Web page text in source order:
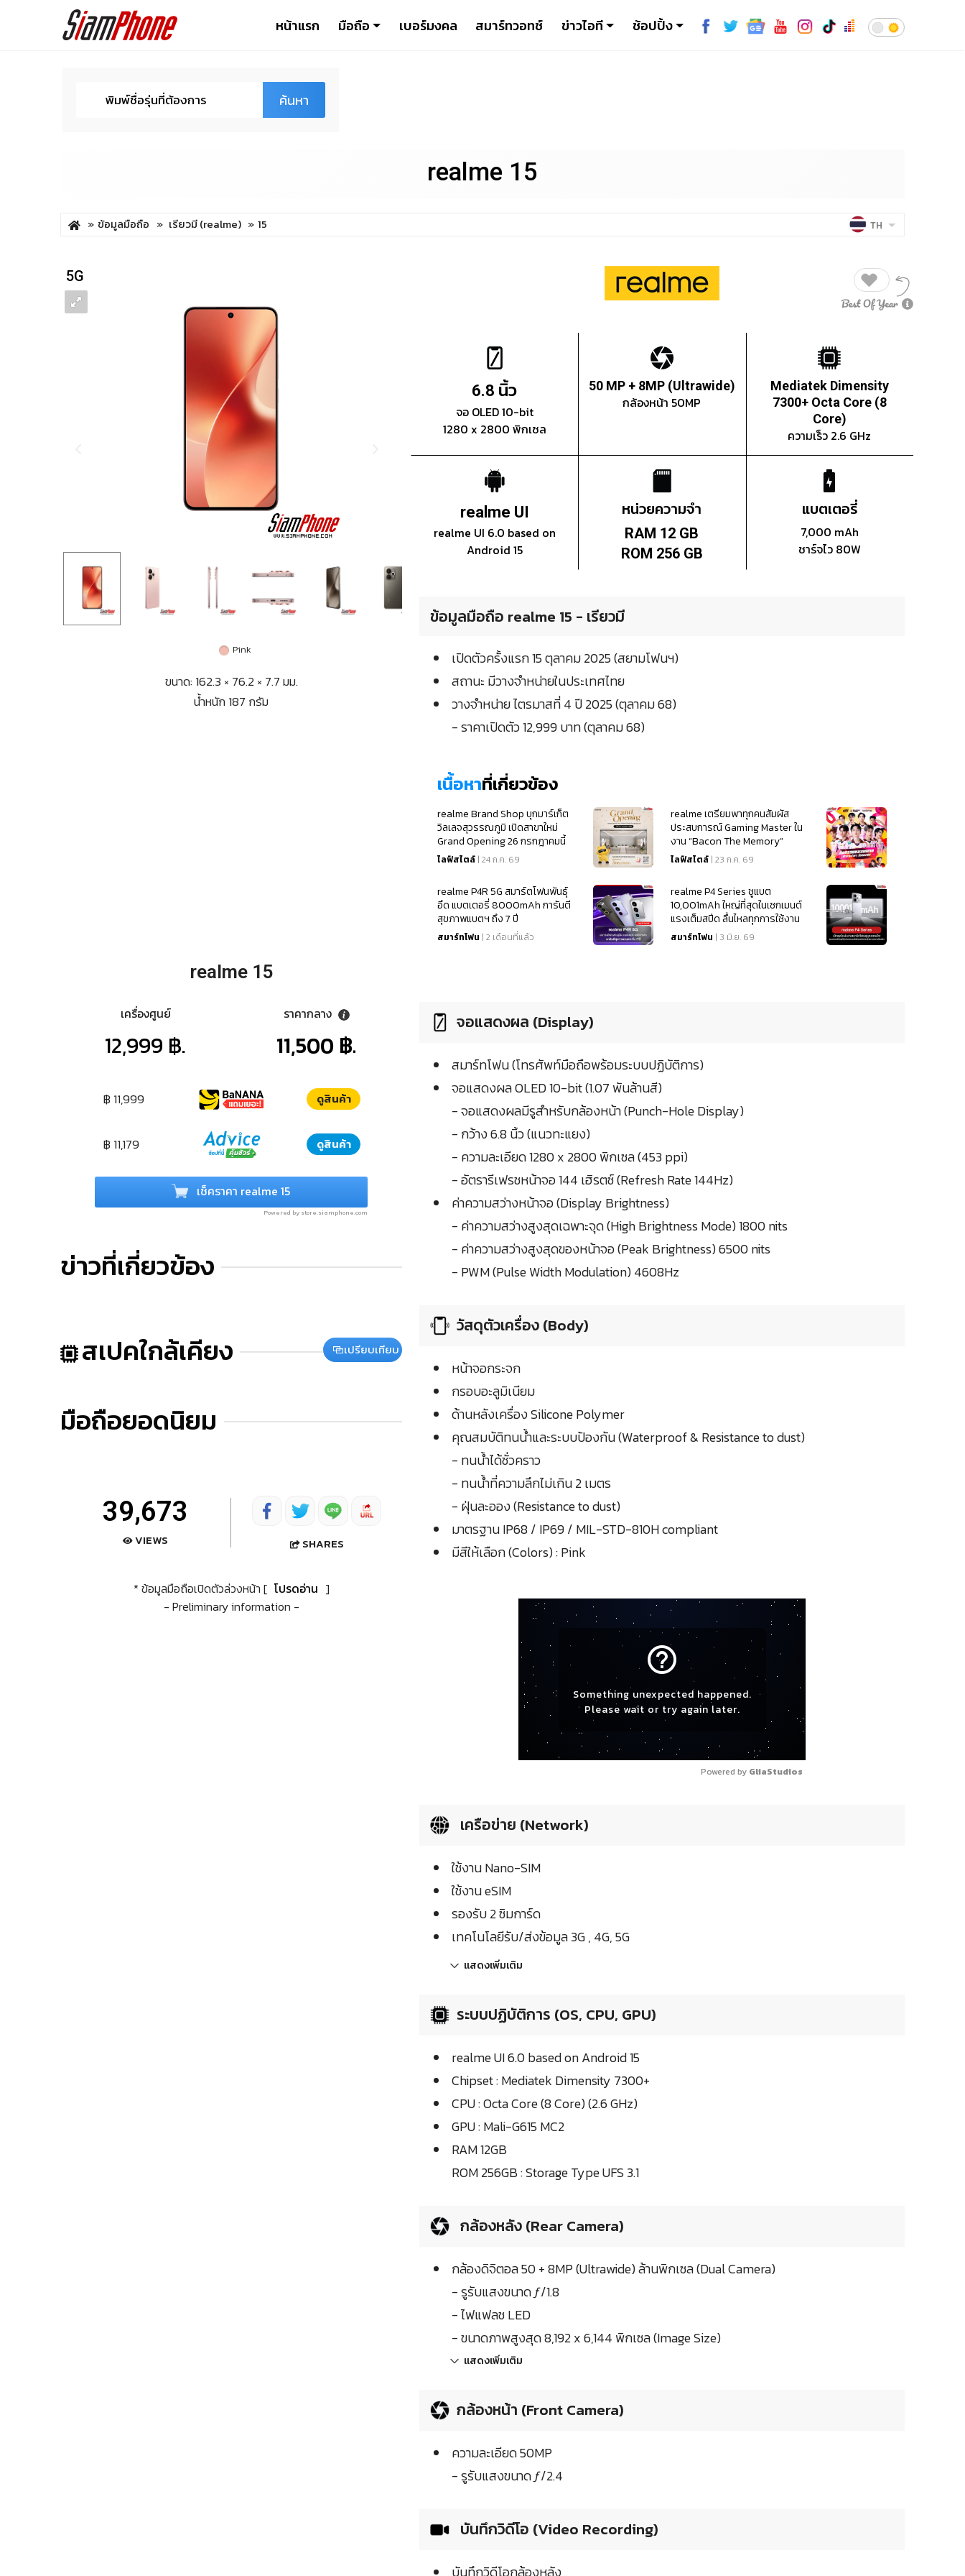
หน้าแรก มือถือ เบอร์มงคล สมาร์ทวอทช์ ข่าวไอที ช้อปปิ้ง
ค้นหา
realme 15
ข้อมูลมือถือ เรียวมี (realme) 15 TH
5G
Pink
ขนาด: 162.3 × 76.2 × 7.7 มม.
น้ำหนัก 187 กรัม
realme 15
เครื่องศูนย์
12,999 ฿.
ราคากลาง
11,500 ฿.
฿ 11,999 ดูสินค้า
฿ 11,179 ดูสินค้า
เช็คราคา realme 15
Powered by store.siamphone.com
ข่าวที่เกี่ยวข้อง
สเปคใกล้เคียง เปรียบเทียบ
มือถือยอดนิยม
39,673
VIEWS SHARES
* ข้อมูลมือถือเปิดตัวล่วงหน้า [ โปรดอ่าน ]
- Preliminary information -
6.8 นิ้ว
จอ OLED 10-bit
1280 x 2800 พิกเซล
50 MP + 8MP (Ultrawide)
กล้องหน้า 50MP
Mediatek Dimensity
7300+ Octa Core (8
Core)
ความเร็ว 2.6 GHz
realme UI
realme UI 6.0 based on
Android 15
หน่วยความจำ
RAM 12 GB
ROM 256 GB
แบตเตอรี่
7,000 mAh
ชาร์จไว 80W
ข้อมูลมือถือ realme 15 - เรียวมี
เปิดตัวครั้งแรก 15 ตุลาคม 2025 (สยามโฟนฯ)
สถานะ มีวางจำหน่ายในประเทศไทย
วางจำหน่าย ไตรมาสที่ 4 ปี 2025 (ตุลาคม 68)
- ราคาเปิดตัว 12,999 บาท (ตุลาคม 68)
เนื้อหาที่เกี่ยวข้อง
realme Brand Shop บุกมาร์เก็ต
วิลเลจสุวรรณภูมิ เปิดสาขาใหม่
Grand Opening 26 กรกฎาคมนี้
ไลฟ์สไตล์ | 24 ก.ค. 69
realme เตรียมพาทุกคนสัมผัส
ประสบการณ์ Gaming Master ใน
งาน “Bacon The Memory”
ไลฟ์สไตล์ | 23 ก.ค. 69
realme P4R 5G สมาร์ตโฟนพันธุ์
อึด แบตเตอรี่ 8000mAh การันตี
สุขภาพแบตฯ ถึง 7 ปี
สมาร์ทโฟน | 2 เดือนที่แล้ว
realme P4 Series ชูแบต
10,001mAh ใหญ่ที่สุดในเซกเมนต์
แรงเต็มสปีด ลื่นไหลทุกการใช้งาน
เริ่มต้น 4,499
สมาร์ทโฟน | 3 มิ.ย. 69
จอแสดงผล (Display)
สมาร์ทโฟน (โทรศัพท์มือถือพร้อมระบบปฏิบัติการ)
จอแสดงผล OLED 10-bit (1.07 พันล้านสี)
- จอแสดงผลมีรูสำหรับกล้องหน้า (Punch-Hole Display)
- กว้าง 6.8 นิ้ว (แนวทะแยง)
- ความละเอียด 1280 x 2800 พิกเซล (453 ppi)
- อัตรารีเฟรชหน้าจอ 144 เฮิรตซ์ (Refresh Rate 144Hz)
ค่าความสว่างหน้าจอ (Display Brightness)
- ค่าความสว่างสูงสุดเฉพาะจุด (High Brightness Mode) 1800 nits
- ค่าความสว่างสูงสุดของหน้าจอ (Peak Brightness) 6500 nits
- PWM (Pulse Width Modulation) 4608Hz
วัสดุตัวเครื่อง (Body)
หน้าจอกระจก
กรอบอะลูมิเนียม
ด้านหลังเครื่อง Silicone Polymer
คุณสมบัติทนน้ำและระบบป้องกัน (Waterproof & Resistance to dust)
- ทนน้ำได้ชั่วคราว
- ทนน้ำที่ความลึกไม่เกิน 2 เมตร
- ฝุ่นละออง (Resistance to dust)
มาตรฐาน IP68 / IP69 / MIL-STD-810H compliant
มีสีให้เลือก (Colors) : Pink
help_outline
Something unexpected happened.
Please wait or try again later.
Powered by GliaStudios
เครือข่าย (Network)
ใช้งาน Nano-SIM
ใช้งาน eSIM
รองรับ 2 ซิมการ์ด
เทคโนโลยีรับ/ส่งข้อมูล 3G , 4G, 5G
แสดงเพิ่มเติม
ระบบปฏิบัติการ (OS, CPU, GPU)
realme UI 6.0 based on Android 15
Chipset : Mediatek Dimensity 7300+
CPU : Octa Core (8 Core) (2.6 GHz)
GPU : Mali-G615 MC2
RAM 12GB
ROM 256GB : Storage Type UFS 3.1
กล้องหลัง (Rear Camera)
กล้องดิจิตอล 50 + 8MP (Ultrawide) ล้านพิกเซล (Dual Camera)
- รูรับแสงขนาด ƒ/1.8
- ไฟแฟลช LED
- ขนาดภาพสูงสุด 8,192 x 6,144 พิกเซล (Image Size)
แสดงเพิ่มเติม
กล้องหน้า (Front Camera)
ความละเอียด 50MP
- รูรับแสงขนาด ƒ/2.4
บันทึกวิดีโอ (Video Recording)
บันทึกวิดีโอกล้องหลัง